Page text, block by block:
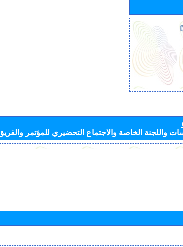
واللجنة الخاصة والاجتماع التحضيري للمؤتمر